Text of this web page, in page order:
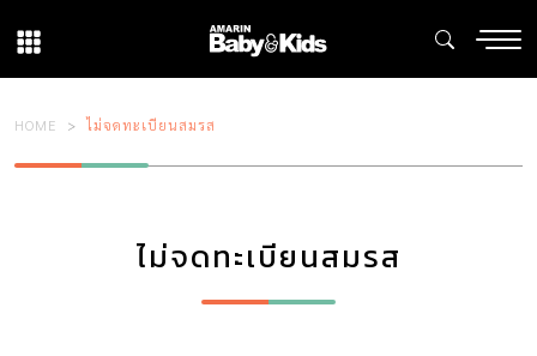
HOME ไม่จดทะเบียนสมรส
ไม่จดทะเบียนสมรส